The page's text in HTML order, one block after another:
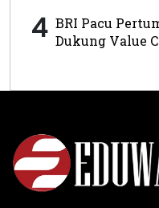
4 BRI Pacu
Dukung Value